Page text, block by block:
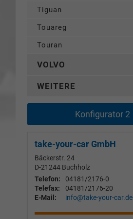
Tiguan
Touareg
Touran
VOLVO
WEITERE
Konfigurator 2
take-your-car GmbH
Bäckerstr. 24
D-21244 Buchholz
Telefon:
04181/2176-0
Telefax:
04181/2176-20
E-Mail:
info@take-your-car.de